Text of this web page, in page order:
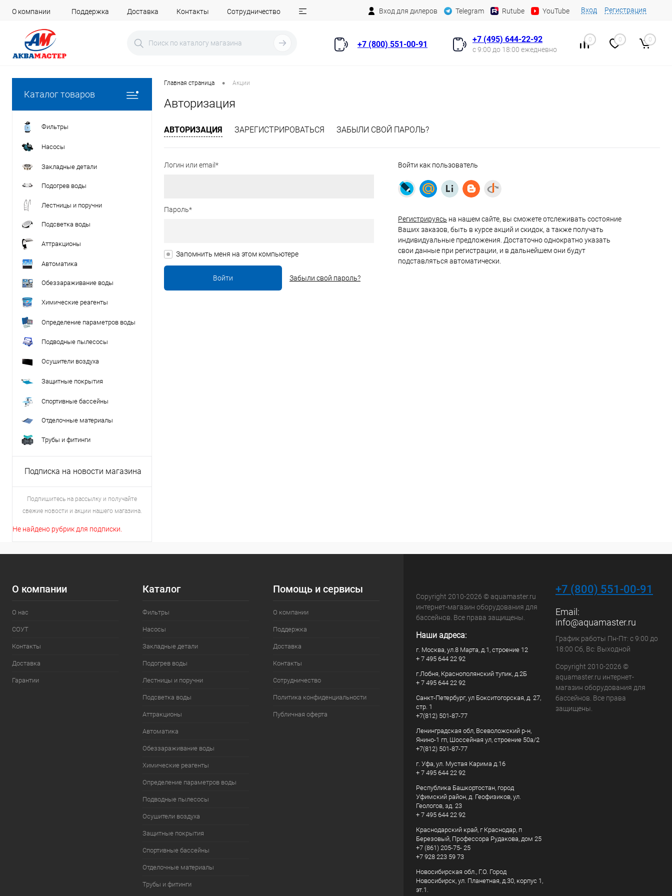
О компании Поддержка Доставка Контакты Сотрудничество Вход для дилеров Telegram Rutube YouTube Вход Регистрация
+7 (800) 551-00-91
+7 (495) 644-22-92
с 9:00 до 18:00 ежедневно
0 0 0
Каталог товаров
Фильтры
Насосы
Закладные детали
Подогрев воды
Лестницы и поручни
Подсветка воды
Аттракционы
Автоматика
Обеззараживание воды
Химические реагенты
Определение параметров воды
Подводные пылесосы
Осушители воздуха
Защитные покрытия
Спортивные бассейны
Отделочные материалы
Трубы и фитинги
Подписка на новости магазина
Подпишитесь на рассылку и получайте
свежие новости и акции нашего магазина.
Не найдено рубрик для подписки.
Главная страница • Акции
Авторизация
АВТОРИЗАЦИЯ ЗАРЕГИСТРИРОВАТЬСЯ ЗАБЫЛИ СВОЙ ПАРОЛЬ?
Логин или email*
Пароль*
Запомнить меня на этом компьютере
Забыли свой пароль?
Войти как пользователь
Регистрируясь на нашем сайте, вы сможете отслеживать состояние
Ваших заказов, быть в курсе акций и скидок, а также получать
индивидуальные предложения. Достаточно однократно указать
свои данные при регистрации, и в дальнейшем они будут
подставляться автоматически.
О компании
О нас
СОУТ
Контакты
Доставка
Гарантии
Каталог
Фильтры
Насосы
Закладные детали
Подогрев воды
Лестницы и поручни
Подсветка воды
Аттракционы
Автоматика
Обеззараживание воды
Химические реагенты
Определение параметров воды
Подводные пылесосы
Осушители воздуха
Защитные покрытия
Спортивные бассейны
Отделочные материалы
Трубы и фитинги
Помощь и сервисы
О компании
Поддержка
Доставка
Контакты
Сотрудничество
Политика конфиденциальности
Публичная оферта
Copyright 2010-2026 © aquamaster.ru
интернет-магазин оборудования для
бассейнов. Все права защищены.
Наши адреса:
г. Москва, ул.8 Марта, д.1, строение 12
+ 7 495 644 22 92
г.Лобня, Краснополянский тупик, д.2Б
+ 7 495 644 22 92
Санкт-Петербург, ул Бокситогорская, д. 27,
стр. 1
+7(812) 501-87-77
Ленинградская обл, Всеволожский р-н,
Янино-1 гп, Шоссейная ул, строение 50а/2
+7(812) 501-87-77
г. Уфа, ул. Мустая Карима д.16
+ 7 495 644 22 92
Республика Башкортостан, город
Уфимский район, д. Геофизиков, ул.
Геологов, зд. 23
+ 7 495 644 22 92
Краснодарский край, г Краснодар, п
Березовый, Профессора Рудакова, дом 25
+7 (861) 205-75- 25
+7 928 223 59 73
Новосибирская обл., Г.О. Город
Новосибирск, ул. Планетная, д.30, корпус 1,
эт.1.
+7 (800) 551-00-91
Email:
info@aquamaster.ru
График работы Пн-Пт: с 9:00 до
18:00 Сб, Вс: Выходной
Copyright 2010-2026 ©
aquamaster.ru интернет-
магазин оборудования для
бассейнов. Все права
защищены.